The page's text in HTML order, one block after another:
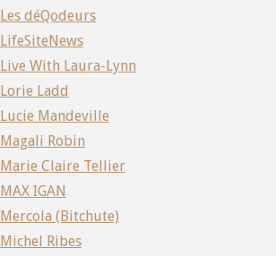
Les déQodeurs
LifeSiteNews
Live With Laura-Lynn
Lorie Ladd
Lucie Mandeville
Magali Robin
Marie Claire Tellier
MAX IGAN
Mercola (Bitchute)
Michel Ribes